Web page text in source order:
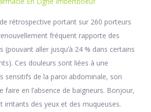
rétrospective portant sur 260 porteurs
fréquent rapporte des
(pouvant aller jusqu’à 24 % dans certains
Ces douleurs sont liées à une
sensitifs de la paroi abdominale, son
faire en l’absence de baigneurs. Bonjour,
irritants des yeux et des muqueuses.